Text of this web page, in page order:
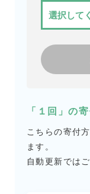
「１回」の
こちらの寄付
ます。
自動更新では